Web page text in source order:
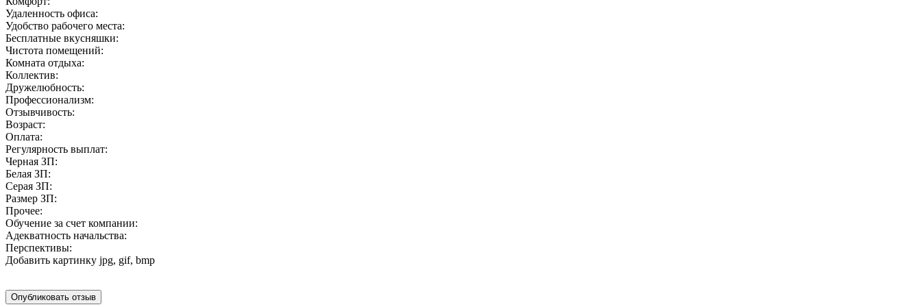
Удаленность офиса:
Удобство рабочего места:
Бесплатные вкусняшки:
Чистота помещений:
Комната отдыха:
Коллектив:
Дружелюбность:
Профессионализм:
Отзывчивость:
Возраст:
Оплата:
Регулярность выплат:
Черная ЗП:
Белая ЗП:
Серая ЗП:
Размер ЗП:
Прочее:
Обучение за счет компании:
Адекватность начальства:
Перспективы:
Добавить картинку jpg, gif, bmp